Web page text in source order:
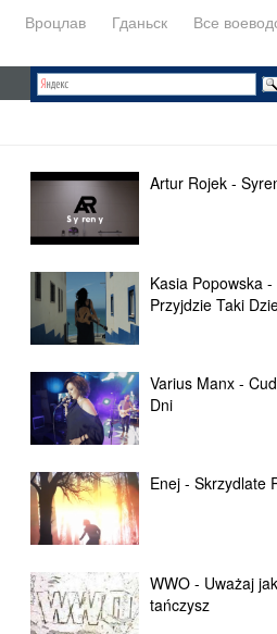
Вроцлав Гданьск Все
Artur Rojek -
Kasia Popowska -
Przyjdzie Taki
Varius Manx -
Dni
Enej - Skrzydlate
WWO - Uważaj jak
tańczysz